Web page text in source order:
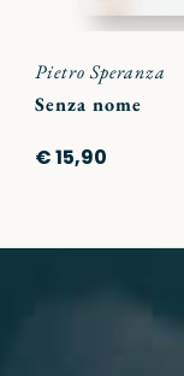
Pietro Speranza
Senza nome
€ 15,90